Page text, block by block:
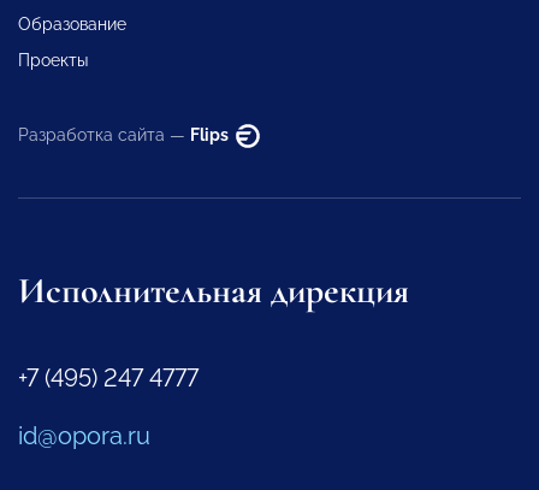
Образование
Проекты
Разработка сайта — Flips
Исполнительная дирекция
+7 (495) 247 4777
id@opora.ru